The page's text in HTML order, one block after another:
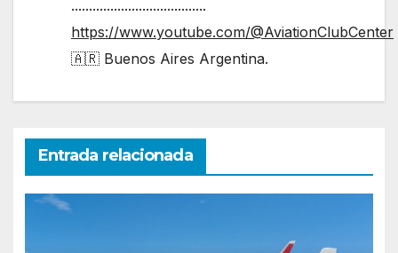
......................................
https://www.youtube.com/@AviationClubCenter
🇦🇷 Buenos Aires Argentina.
Entrada relacionada